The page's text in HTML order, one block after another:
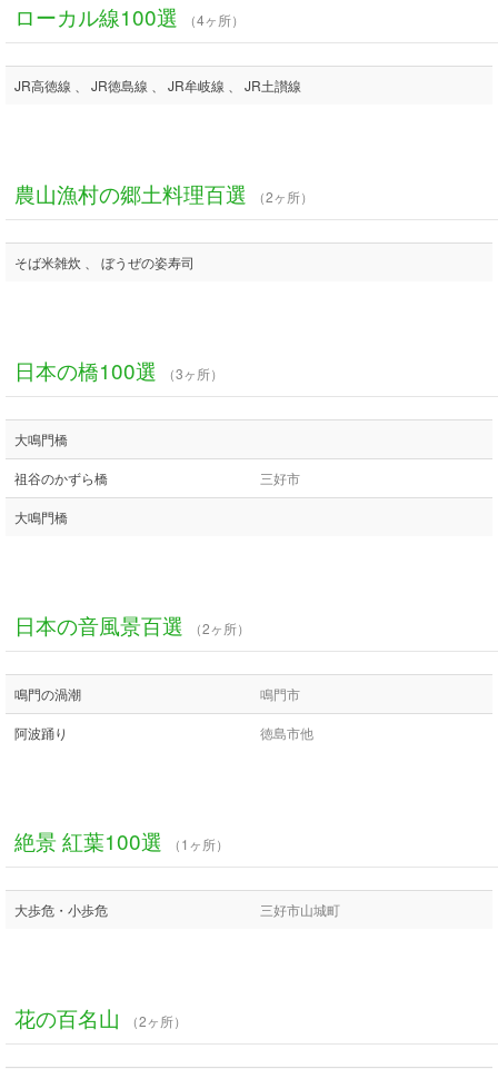
ローカル線100選 （4ヶ所）
JR高徳線 、 JR徳島線 、 JR牟岐線 、 JR土讃線
農山漁村の郷土料理百選 （2ヶ所）
そば米雑炊 、 ぼうぜの姿寿司
日本の橋100選 （3ヶ所）
大鳴門橋
祖谷のかずら橋 三好市
大鳴門橋
日本の音風景百選 （2ヶ所）
鳴門の渦潮 鳴門市
阿波踊り 徳島市他
絶景 紅葉100選 （1ヶ所）
大歩危・小歩危 三好市山城町
花の百名山 （2ヶ所）